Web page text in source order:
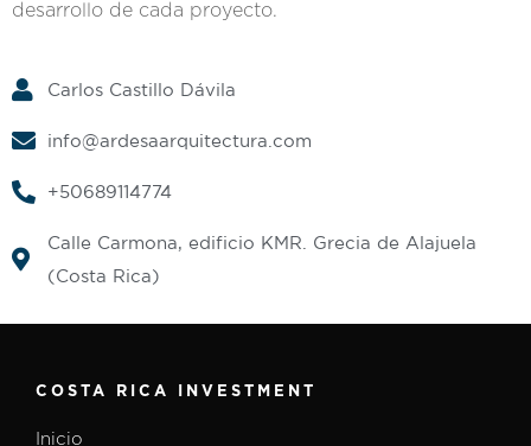
desarrollo de cada proyecto.
Carlos Castillo Dávila
info@ardesaarquitectura.com
+50689114774
Calle Carmona, edificio KMR. Grecia de Alajuela
(Costa Rica)
COSTA RICA INVESTMENT
Inicio